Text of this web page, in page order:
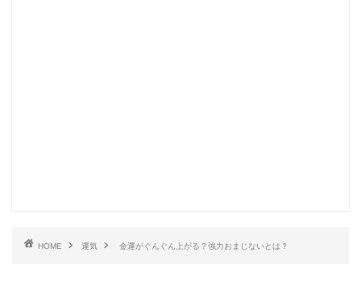
HOME 運気 金運がぐんぐん上がる？強力おまじないとは？